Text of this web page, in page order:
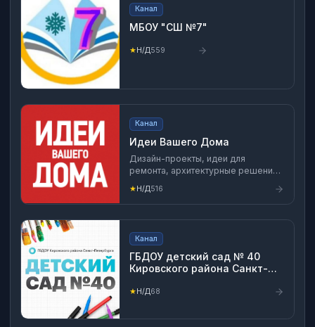
Канал
МБОУ "СШ №7"
★Н/Д559
Канал
Идеи Вашего Дома
Дизайн-проекты, идеи для
ремонта, архитектурные решения
www.ivd.ru По вопросам
размещения рекламы —
adtech@lvls.ru
★Н/Д516
Канал
ГБДОУ детский сад № 40
Кировского района Санкт-
★Н/Д68